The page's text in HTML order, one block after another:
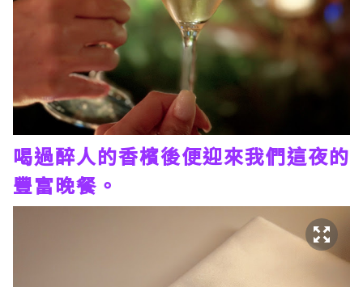
喝過醉人的香檳後便迎來我們這夜的
豐富晚餐。